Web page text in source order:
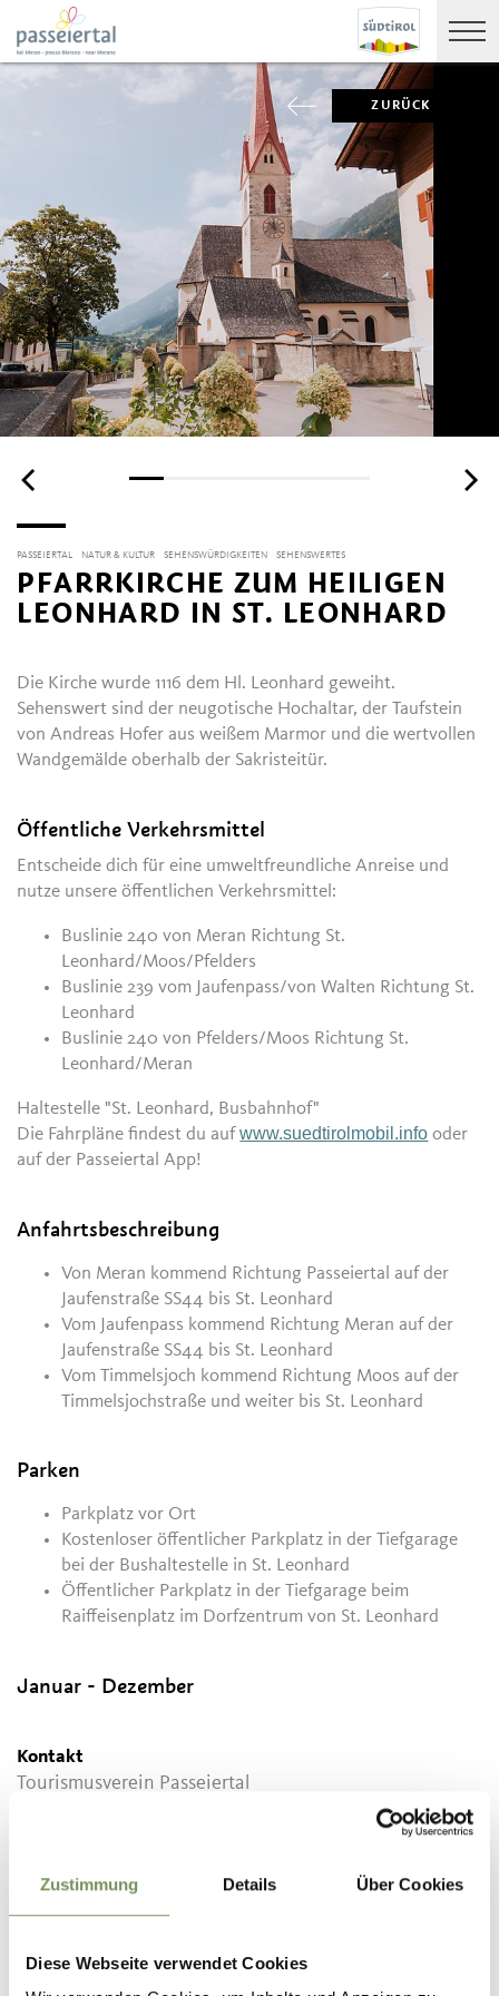
Zustimmung Details Über Cookies
Diese Webseite verwendet Cookies
ZURÜCK
PASSEIERTAL NATUR & KULTUR SEHENSWÜRDIGKEITEN SEHENSWERTES
PFARRKIRCHE ZUM HEILIGEN
LEONHARD IN ST. LEONHARD
Die Kirche wurde 1116 dem Hl. Leonhard geweiht.
Sehenswert sind der neugotische Hochaltar, der Taufstein
von Andreas Hofer aus weißem Marmor und die wertvollen
Wandgemälde oberhalb der Sakristeitür.
Öffentliche Verkehrsmittel
Entscheide dich für eine umweltfreundliche Anreise und
nutze unsere öffentlichen Verkehrsmittel:
Buslinie 240 von Meran Richtung St.
Leonhard/Moos/Pfelders
Buslinie 239 vom Jaufenpass/von Walten Richtung St.
Leonhard
Buslinie 240 von Pfelders/Moos Richtung St.
Leonhard/Meran
Haltestelle "St. Leonhard, Busbahnhof"
Die Fahrpläne findest du aufwww.suedtirolmobil.info oder
auf der Passeiertal App!
Anfahrtsbeschreibung
Von Meran kommend Richtung Passeiertal auf der
Jaufenstraße SS44 bis St. Leonhard
Vom Jaufenpass kommend Richtung Meran auf der
Jaufenstraße SS44 bis St. Leonhard
Vom Timmelsjoch kommend Richtung Moos auf der
Timmelsjochstraße und weiter bis St. Leonhard
Parken
Parkplatz vor Ort
Kostenloser öffentlicher Parkplatz in der Tiefgarage
bei der Bushaltestelle in St. Leonhard
Öffentlicher Parkplatz in der Tiefgarage beim
Raiffeisenplatz im Dorfzentrum von St. Leonhard
Januar - Dezember
Kontakt
Tourismusverein Passeiertal
info@passeiertal.it
www.passeiertal.it